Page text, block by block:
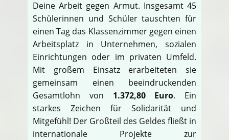
Deine Arbeit gegen Armut. Insgesamt 45
Schülerinnen und Schüler tauschten für
einen Tag das Klassenzimmer gegen einen
Arbeitsplatz in Unternehmen, sozialen
Einrichtungen oder im privaten Umfeld.
Mit großem Einsatz erarbeiteten sie
gemeinsam einen beeindruckenden
Gesamtlohn von 1.372,80 Euro. Ein
starkes Zeichen für Solidarität und
Mitgefühl! Der Großteil des Geldes fließt in
internationale Projekte zur